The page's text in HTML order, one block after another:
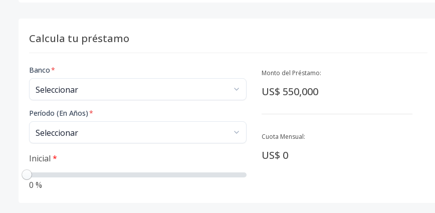
Calcula tu préstamo
Banco*
Período (En Años)*
Inicial *
0 %
Monto del Préstamo:
US$ 550,000
Cuota Mensual:
US$ 0